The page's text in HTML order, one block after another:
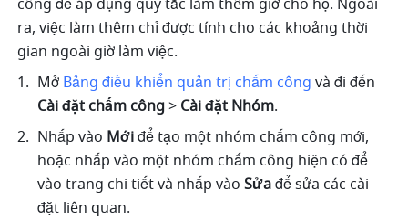
công để áp dụng quy tắc làm thêm giờ cho họ. Ngoài
ra, việc làm thêm chỉ được tính cho các khoảng thời
gian ngoài giờ làm việc.
Mở Bảng điều khiển quản trị chấm công
Cài đặt chấm công > Cài đặt Nhóm.
Nhấp vào Mới để tạo một nhóm chấm công mới,
hoặc nhấp vào một nhóm chấm công hiện có để
vào trang chi tiết và nhấp vào Sửa để sửa các cài
đặt liên quan.